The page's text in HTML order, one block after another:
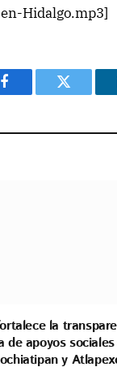
Hidalgo.mp3]
Facebook Twitter
la
de apoyos
y